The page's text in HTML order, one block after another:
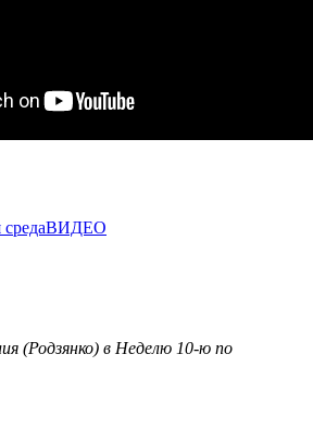
ВИДЕО
(Родзянко) в Неделю 10-ю по